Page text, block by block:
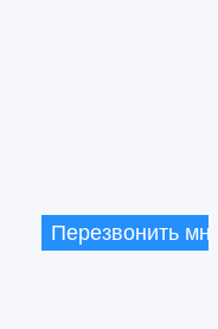
Перезвонить